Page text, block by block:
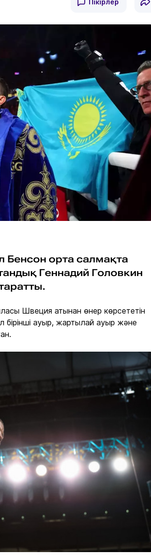
Пікірлер
Бенсон орта салмақта
Геннадий Головкин
Швеция атынан өнер көрсететін
ауыр, жартылай ауыр және